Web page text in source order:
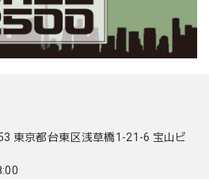
東京都台東区浅草橋1-21-6 宝山ビ